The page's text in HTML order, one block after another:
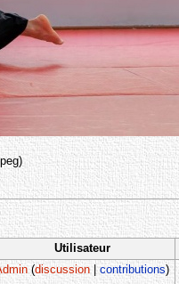
)
Utilisateur
(discussion| contributions)